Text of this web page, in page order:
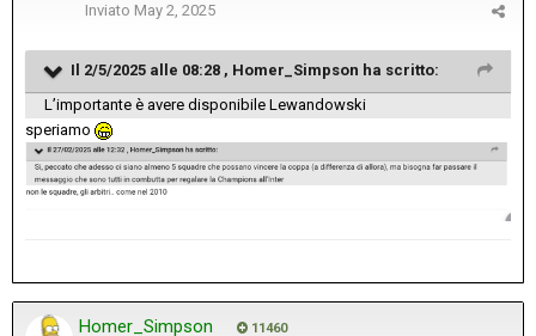
Inviato May 2, 2025
Il 2/5/2025 alle 08:28 , Homer_Simpson ha scritto:
L’importante è avere disponibile Lewandowski
speriamo
Homer_Simpson 11460